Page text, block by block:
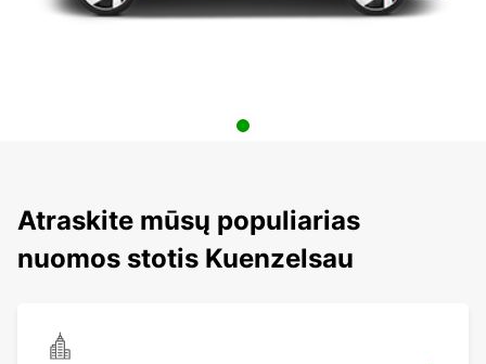
Atraskite mūsų populiarias
nuomos stotis Kuenzelsau